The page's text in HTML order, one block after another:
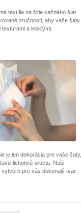
textílie na šitie každého šiat.
zručnosti, aby vaše šaty
a lesklými.
je len dekorácia pre vaše šaty,
lichotivú siluetu. Naši
pre vás dokonalý tvar